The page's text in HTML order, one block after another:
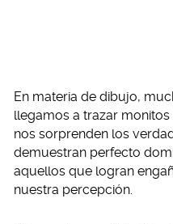
En materia de dibujo,
llegamos a trazar
nos sorprenden los
demuestran perfecto
aquellos que logran
nuestra percepción.